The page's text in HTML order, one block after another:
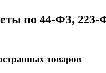
по 44-ФЗ, 223-
товаров